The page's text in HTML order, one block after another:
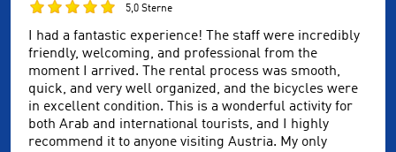
5,0 Sterne
I had a fantastic experience! The staff were incredibly
friendly, welcoming, and professional from the
moment I arrived. The rental process was smooth,
quick, and very well organized, and the bicycles were
in excellent condition. This is a wonderful activity for
both Arab and international tourists, and I highly
recommend it to anyone visiting Austria. My only